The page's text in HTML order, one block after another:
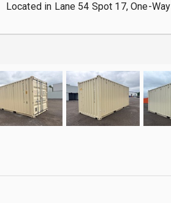
Located in Lane 54 Spot 17, One-Way